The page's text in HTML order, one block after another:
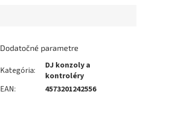
Dodatočné parametre
Kategória:
DJ konzoly a
kontroléry
EAN: 4573201242556